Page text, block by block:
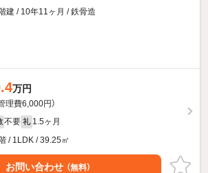
建 / 10年11ヶ月 / 鉄骨造
万円
管理費6,000円）
不要 礼 1.5ヶ月
/ 1LDK / 39.25㎡
お問い合わせ （無料）